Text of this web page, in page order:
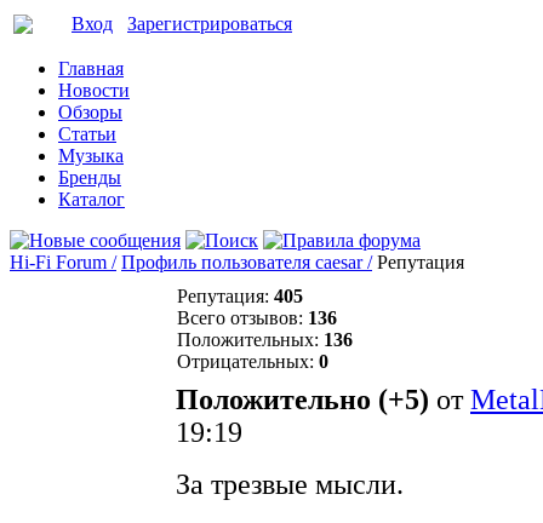
Вход Зарегистрироваться
Главная
Новости
Обзоры
Статьи
Музыка
Бренды
Каталог
Hi-Fi Forum / Профиль пользователя caesar / Репутация
Репутация: 405
Всего отзывов: 136
Положительных: 136
Отрицательных: 0
Положительно (+5) от
19:19
За трезвые мысли.